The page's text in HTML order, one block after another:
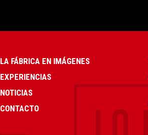
LA FÁBRICA EN IMÁGENES
EXPERIENCIAS
NOTICIAS
CONTACTO